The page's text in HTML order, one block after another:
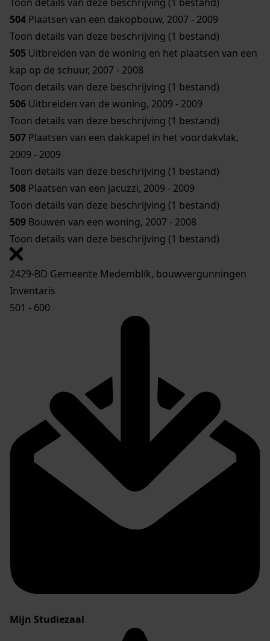
504 Plaatsen van een dakopbouw, 2007 - 2009
Toon details van deze beschrijving (1 bestand)
505 Uitbreiden van de woning en het plaatsen van een
kap op de schuur, 2007 - 2008
Toon details van deze beschrijving (1 bestand)
506 Uitbreiden van de woning, 2009 - 2009
Toon details van deze beschrijving (1 bestand)
507 Plaatsen van een dakkapel in het voordakvlak,
2009 - 2009
Toon details van deze beschrijving (1 bestand)
508 Plaatsen van een jacuzzi, 2009 - 2009
Toon details van deze beschrijving (1 bestand)
509 Bouwen van een woning, 2007 - 2008
Toon details van deze beschrijving (1 bestand)
2429-BD Gemeente Medemblik, bouwvergunningen
Inventaris
501 - 600
Mijn Studiezaal